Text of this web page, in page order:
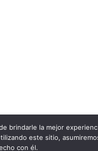
brindarle la mejor
este sitio,
con él.